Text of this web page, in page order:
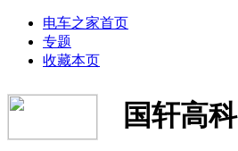
电车之家首页
专题
收藏本页
国轩高科